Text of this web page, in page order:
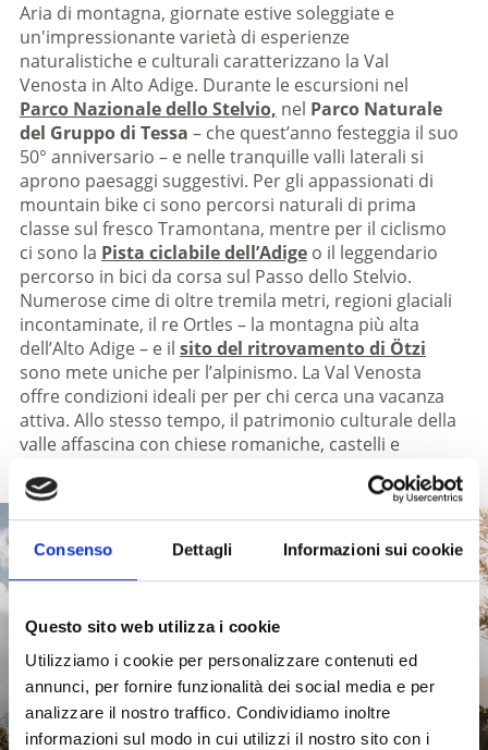
Consenso Dettagli Informazioni sui cookie
Questo sito web utilizza i cookie
Utilizziamo i cookie per personalizzare contenuti ed
annunci, per fornire funzionalità dei social media e per
analizzare il nostro traffico. Condividiamo inoltre
informazioni sul modo in cui utilizzi il nostro sito con i
Aria di montagna, giornate estive soleggiate e
un'impressionante varietà di esperienze
naturalistiche e culturali caratterizzano la Val
Venosta in Alto Adige. Durante le escursioni nel
Parco Nazionale dello Stelvio, nel Parco Naturale
del Gruppo di Tessa – che quest’anno festeggia il suo
50° anniversario – e nelle tranquille valli laterali si
aprono paesaggi suggestivi. Per gli appassionati di
mountain bike ci sono percorsi naturali di prima
classe sul fresco Tramontana, mentre per il ciclismo
ci sono la Pista ciclabile dell’Adigeo il leggendario
percorso in bici da corsa sul Passo dello Stelvio.
Numerose cime di oltre tremila metri, regioni glaciali
incontaminate, il re Ortles – la montagna più alta
dell’Alto Adige – e il sito del ritrovamento di Ötzi
sono mete uniche per l’alpinismo. La Val Venosta
offre condizioni ideali per per chi cerca una vacanza
attiva. Allo stesso tempo, il patrimonio culturale della
valle affascina con chiese romaniche, castelli e
PORTA AL PARCO NAZIONALE DELLO STELVIO